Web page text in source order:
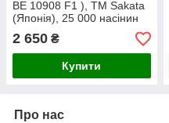
BE 10908 F1 ), ТМ Sakata
(Японія), 25 000 насінин
2 650 ₴
Купити
Про нас